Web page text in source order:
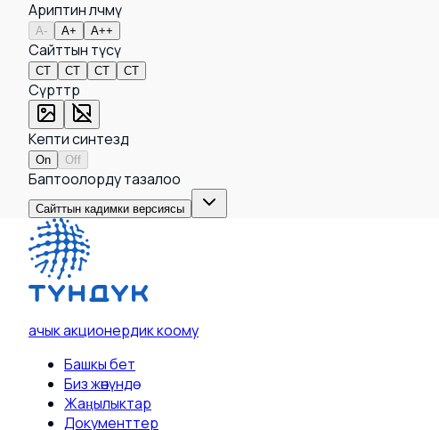
Ариптин өлчөмү
A- A+ A++
Сайттын түсү
СТ СТ СТ СТ
Сүрөттөр
Кепти синтездөө
On Off
Баптоолорду тазалоо
Сайттын кадимки версиясы
ачык акционердик коому
Башкы бет
Биз жөнүндө
Жаңылыктар
Документтер